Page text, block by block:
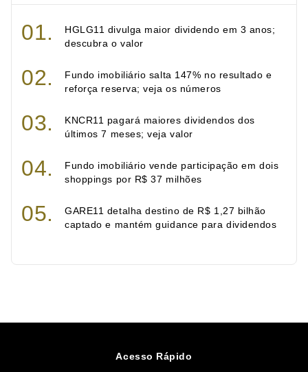
HGLG11 divulga maior dividendo em 3 anos;
descubra o valor
Fundo imobiliário salta 147% no resultado e
reforça reserva; veja os números
KNCR11 pagará maiores dividendos dos
últimos 7 meses; veja valor
Fundo imobiliário vende participação em dois
shoppings por R$ 37 milhões
GARE11 detalha destino de R$ 1,27 bilhão
captado e mantém guidance para dividendos
Acesso Rápido